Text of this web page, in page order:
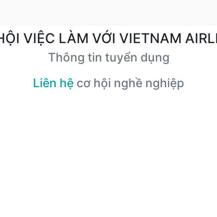
VIỆC LÀM VỚI VIETNAM
Thông tin tuyển dụng
Liên hệ cơ hội nghề nghiệp